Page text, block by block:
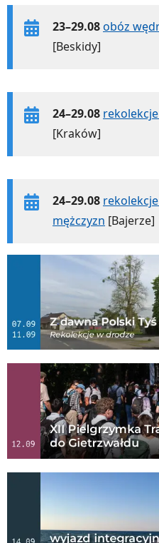
23–29.08obóz
[Beskidy]
24–29.08
[Kraków]
24–29.08
mężczyzn [Bajerze]